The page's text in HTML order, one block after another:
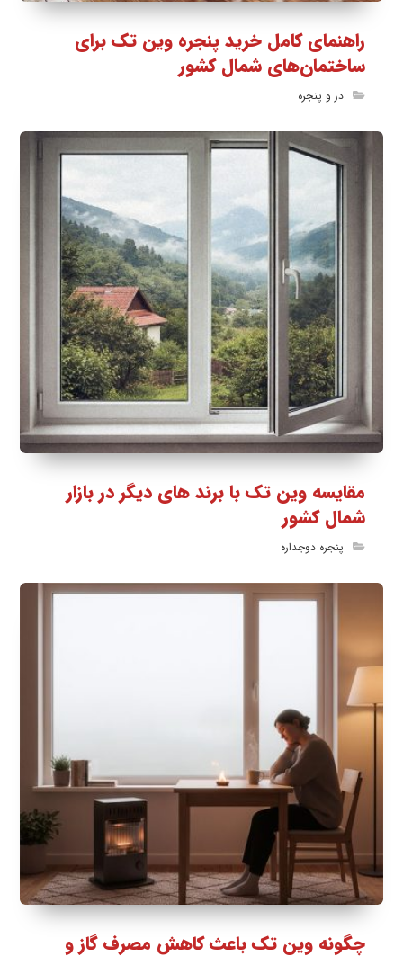
راهنمای کامل خرید پنجره وین تک برای
ساختمان‌های شمال کشور
در و پنجره
مقایسه وین تک با برند های دیگر در بازار
شمال کشور
پنجره دوجداره
چگونه وین تک باعث کاهش مصرف گاز و